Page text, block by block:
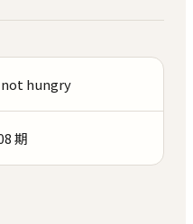
hungry
期